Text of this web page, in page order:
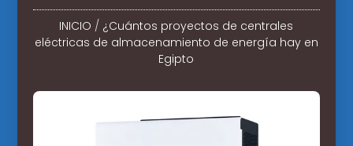
INICIO / ¿Cuántos proyectos de centrales
eléctricas de almacenamiento de energía hay en
Egipto